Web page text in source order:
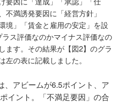
満誘発要因に「経営方針」
境」「賃金と雇用の安定」を設
ス評価なのかマイナス評価なの
ます。その結果が【図2】のグラ
の表に記載しました。
、アビームが6.5ポイント、ア
イント。「不満足要因」の合